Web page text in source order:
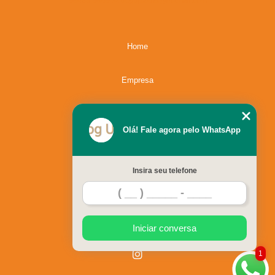
preço de cirurgia de extração de dente em cachorro Raposo Tavares
clínica para cirurgia de retirada de olho de cachorro Brooklin
clínica para cirurgia de catarata cachorro Jardim Pirajussara
cirurgia de cachorro Taboão da Serra
clínica para cirurgia para cachorro Embu
cirurgia para cachorro valor Butantã
cirurgia catarata cachorro Jardim Pirajussara
preço de cirurgia de piometra em cães Taboão da Serra
Home
Empresa
Contato
Mapa do site
1
Olá! Fale agora pelo WhatsApp
Insira seu telefone
Iniciar conversa